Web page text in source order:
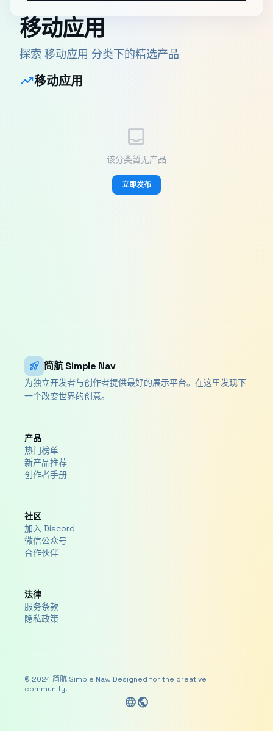
移动应用
探索 移动应用 分类下的精选产品
trending_up移动应用
inbox
该分类暂无产品
立即发布
rocket_launch 简航 Simple Nav
为独立开发者与创作者提供最好的展示平台。在这里发现下
一个改变世界的创意。
产品
热门榜单
新产品推荐
创作者手册
社区
加入 Discord
微信公众号
合作伙伴
法律
服务条款
隐私政策
© 2024 简航 Simple Nav. Designed for the creative
community.
languagepublic